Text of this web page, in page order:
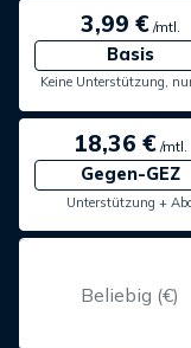
3,99 €/mtl.
Basis
Keine Unterstützung,
18,36 €/mtl.
Gegen-GEZ
Unterstützung +